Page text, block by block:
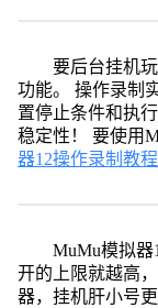
要后台挂机
功能。 操作录制
置停止条件和执
稳定性！ 要使用
器12操作录制教程
MuMu模拟
开的上限就越高
器，挂机肝小号